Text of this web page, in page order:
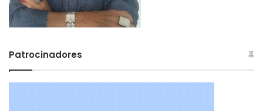
Patrocinadores